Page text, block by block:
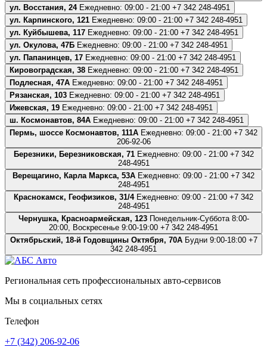
ул. Восстания, 24Ежедневно: 09:00 - 21:00 +7 342 248-4951
ул. Карпинского, 121 Ежедневно: 09:00 - 21:00 +7 342 248-4951
ул. Куйбышева, 117 Ежедневно: 09:00 - 21:00 +7 342 248-4951
ул. Окулова, 47Б Ежедневно: 09:00 - 21:00 +7 342 248-4951
ул. Папанинцев, 17 Ежедневно: 09:00 - 21:00 +7 342 248-4951
Кировоградская, 38 Ежедневно: 09:00 - 21:00 +7 342 248-4951
Подлесная, 47А Ежедневно: 09:00 - 21:00 +7 342 248-4951
Рязанская, 103 Ежедневно: 09:00 - 21:00 +7 342 248-4951
Ижевская, 19 Ежедневно: 09:00 - 21:00 +7 342 248-4951
ш. Космонавтов, 84А Ежедневно: 09:00 - 21:00 +7 342 248-4951
Пермь, шоссе Космонавтов, 111А Ежедневно: 09:00 - 21:00 +7 342
206-92-06
Березники, Березниковская, 71Ежедневно: 09:00 - 21:00+7 342
248-4951
Верещагино, Карла Маркса, 53А Ежедневно: 09:00 - 21:00 +7 342
248-4951
Краснокамск, Геофизиков, 31/4Ежедневно: 09:00 - 21:00 +7 342
248-4951
Чернушка, Красноармейская, 123Понедельник-Суббота 8:00-
20:00, Воскресенье 9:00-19:00 +7 342 248-4951
Октябрьский, 18-й Годовщины Октября, 70АБудни 9:00-18:00+7
342 248-4951
Региональная сеть профессиональных авто-сервисов
Мы в социальных сетях
Телефон
+7 (342) 206-92-06